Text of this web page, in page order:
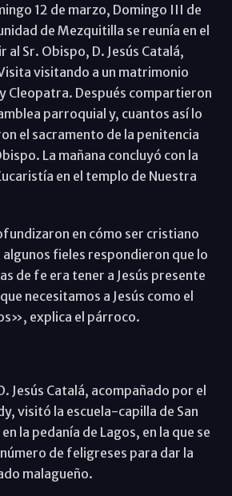
12 de marzo, Domingo III de
de Mezquitilla se reunía en el
Sr. Obispo, D. Jesús Catalá,
visitando a un matrimonio
Cleopatra. Después compartieron
parroquial y, cuantos así lo
el sacramento de la penitencia
La mañana concluyó con la
en el templo de Nuestra
en cómo ser cristiano
fieles respondieron que lo
de fe era tener a Jesús presente
necesitamos a Jesús como el
explica el párroco.
Jesús Catalá, acompañado por el
visitó la escuela-capilla de San
la pedanía de Lagos, en la que se
de feligreses para dar la
malagueño.